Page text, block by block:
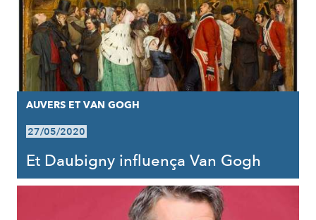
AUVERS ET VAN GOGH
27/05/2020
Et Daubigny influença Van Gogh